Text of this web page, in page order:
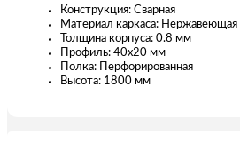
Конструкция: Сварная
Материал каркаса: Нержавеющая
Толщина корпуса: 0.8 мм
Профиль: 40х20 мм
Полка: Перфорированная
Высота: 1800 мм